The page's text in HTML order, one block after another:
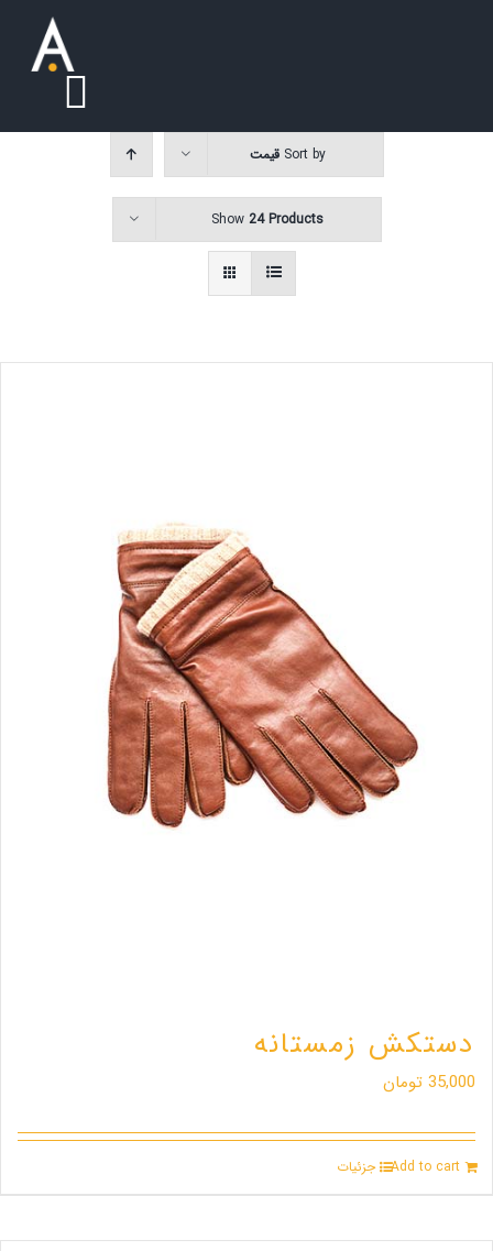
درباره ما
سوالات متداول
Sort by قیمت
Show 24 Products
دستکش زمستانه
35,000 تومان
Add to cart جزئیات